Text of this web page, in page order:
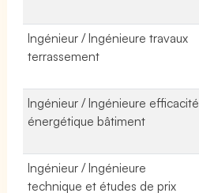
Ingénieur / Ingénieure travaux
terrassement
Ingénieur / Ingénieure efficacité
énergétique bâtiment
Ingénieur / Ingénieure
technique et études de prix